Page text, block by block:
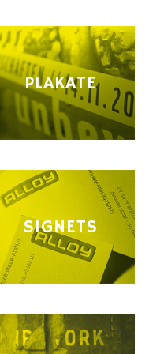
PLAKATE
SIGNETS